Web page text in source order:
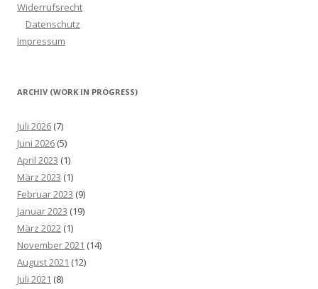
Widerrufsrecht
Datenschutz
Impressum
ARCHIV (WORK IN PROGRESS)
Juli 2026 (7)
Juni 2026 (5)
April 2023 (1)
März 2023 (1)
Februar 2023 (9)
Januar 2023 (19)
März 2022 (1)
November 2021 (14)
August 2021 (12)
Juli 2021 (8)